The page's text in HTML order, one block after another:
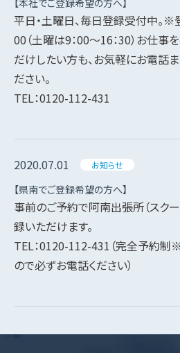
平日・土曜日、毎日登録受付中。※
00（土曜は9：00～16：30）お仕事
だけしたい方も、お気軽にお電話
ださい。
TEL：0120-112-431
2020.07.01 お知らせ
【県南でご登録希望の方へ】
事前のご予約で阿南出張所（スク
録いただけます。
TEL：0120-112-431（完全予約
ので必ずお電話ください）